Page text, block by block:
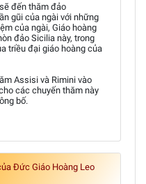
đến thăm đảo
gũi của ngài với những
của ngài, Giáo hoàng
đảo Sicilia này, trong
triều đại giáo hoàng của
Assisi và Rimini vào
các chuyến thăm này
bố.
Đức Giáo Hoàng Leo